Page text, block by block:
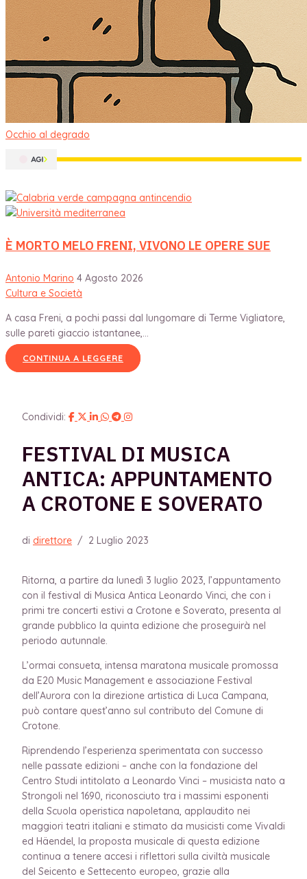
Occhio al degrado
È MORTO MELO FRENI, VIVONO LE OPERE SUE
Antonio Marino 4 Agosto 2026
Cultura e Società
A casa Freni, a pochi passi dal lungomare di Terme Vigliatore,
sulle pareti giaccio istantanee,...
CONTINUA A LEGGERE
Condividi:
FESTIVAL DI MUSICA
ANTICA: APPUNTAMENTO
A CROTONE E SOVERATO
di direttore / 2 Luglio 2023
Ritorna, a partire da lunedì 3 luglio 2023, l’appuntamento
con il festival di Musica Antica Leonardo Vinci, che con i
primi tre concerti estivi a Crotone e Soverato, presenta al
grande pubblico la quinta edizione che proseguirà nel
periodo autunnale.
L’ormai consueta, intensa maratona musicale promossa
da E20 Music Management e associazione Festival
dell’Aurora con la direzione artistica di Luca Campana,
può contare quest’anno sul contributo del Comune di
Crotone.
Riprendendo l’esperienza sperimentata con successo
nelle passate edizioni – anche con la fondazione del
Centro Studi intitolato a Leonardo Vinci – musicista nato a
Strongoli nel 1690, riconosciuto tra i massimi esponenti
della Scuola operistica napoletana, applaudito nei
maggiori teatri italiani e stimato da musicisti come Vivaldi
ed Häendel, la proposta musicale di questa edizione
continua a tenere accesi i riflettori sulla civiltà musicale
del Seicento e Settecento europeo, grazie alla